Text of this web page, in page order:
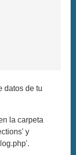
datos de tu
la carpeta
y